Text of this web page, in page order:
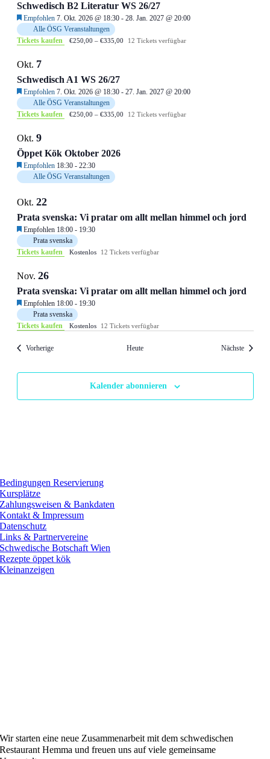
Schwedisch B2 Literatur WS 26/27
Empfohlen 7. Okt. 2026 @ 18:30- 28. Jan. 2027 @ 20:00
Alle ÖSG Veranstaltungen
Tickets kaufen
€250,00 – €335,00 12 Tickets verfügbar
Okt. 7
Schwedisch A1 WS 26/27
Empfohlen 7. Okt. 2026 @ 18:30- 27. Jan. 2027 @ 20:00
Alle ÖSG Veranstaltungen
Tickets kaufen
€250,00 – €335,00 12 Tickets verfügbar
Okt. 9
Öppet Kök Oktober 2026
Empfohlen 18:30 - 22:30
Alle ÖSG Veranstaltungen
Okt. 22
Prata svenska: Vi pratar om allt mellan himmel och jord
Empfohlen 18:00 - 19:30
Prata svenska
Tickets kaufen
Kostenlos 12 Tickets verfügbar
Nov. 26
Prata svenska: Vi pratar om allt mellan himmel och jord
Empfohlen 18:00 - 19:30
Prata svenska
Tickets kaufen
Kostenlos 12 Tickets verfügbar
VorherigeVeranstaltungen Heute Nächste
Kalender abonnieren
Bedingungen Reservierung
Kursplätze
Zahlungsweisen & Bankdaten
Kontakt & Impressum
Datenschutz
Links & Partnervereine
Schwedische Botschaft Wien
Rezepte öppet kök
Kleinanzeigen
Wir starteneine neue Zusammenarbeit mit dem schwedischen
Restaurant Hemma und freuen uns auf viele gemeinsame